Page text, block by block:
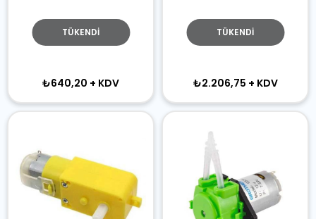
TÜKENDI
₺640,20 + KDV
TÜKENDI
₺2.206,75 + KDV